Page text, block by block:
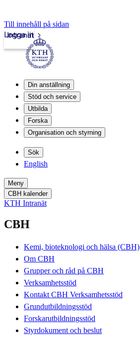
Till innehåll på sidan
Intranät
Logga in
Din anställning
Stöd och service
Utbilda
Forska
Organisation och styrning
Sök
English
Meny
CBH kalender
KTH Intranät
CBH
Kemi, bioteknologi och hälsa (CBH)
Om CBH
Grupper och råd på CBH
Verksamhetsstöd
Kontakt CBH Verksamhetsstöd
Grundutbildningsstöd
Forskarutbildningsstöd
Styrdokument och beslut